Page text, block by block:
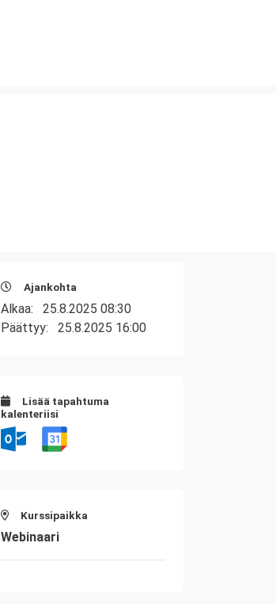
Ajankohta
Alkaa: 25.8.2025 08:30
Päättyy: 25.8.2025 16:00
Lisää tapahtuma
kalenteriisi
Kurssipaikka
Webinaari